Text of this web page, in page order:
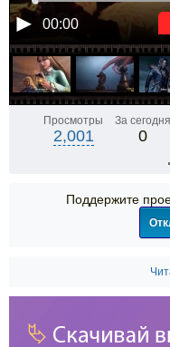
00:00
Просмотры
2,001
За сегодня
0
Поддержите